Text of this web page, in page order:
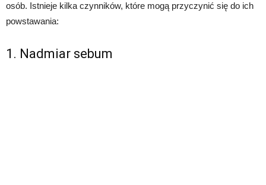
osób. Istnieje kilka czynników, które mogą przyczynić się do ich
powstawania:
1. Nadmiar sebum